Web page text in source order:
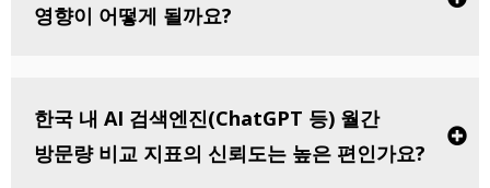
영향이 어떻게 될까요?
한국 내 AI 검색엔진(ChatGPT 등) 월간
방문량 비교 지표의 신뢰도는 높은 편인가요?